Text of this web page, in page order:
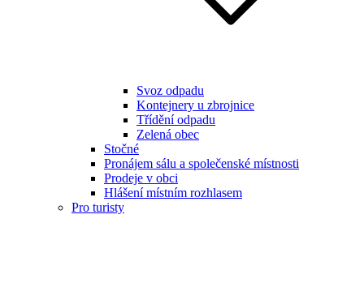
Svoz odpadu
Kontejnery u zbrojnice
Třídění odpadu
Zelená obec
Stočné
Pronájem sálu a společenské místnosti
Prodeje v obci
Hlášení místním rozhlasem
Pro turisty